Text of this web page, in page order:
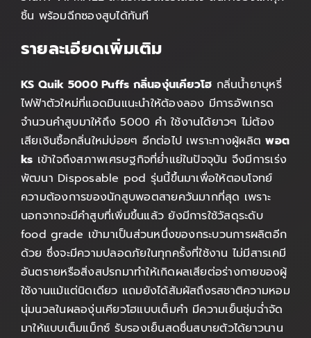
ชิ้น พร้อมฉีกซองสูบได้ทันที
รายละเอียดเพิ่มเติม
KS Quik 5000 Puffs กลิ่นองุ่นเคียวโฮ กลิ่นน้ำยาบุหรี่
ไฟฟ้าตัวใหม่ที่แอดมินแนะนำให้ต้องลอง มีการอัพเกรด
จำนวนคำสูบมาให้ถึง 5000 คำ ใช้งานได้ยาวๆ ไม่ต้อง
เสียเงินซื้อกลิ่นใหม่บ่อยๆ อีกต่อไป เพราะทางผู้ผลิตพอต
ks เข้าใจถึงสภาพเศรษฐกิจที่ย่ำแย่ในปัจจุบัน จึงมีการเร่ง
พัฒนา Disposable pod รุ่นนี้ขึ้นมาเพื่อให้ตอบโจทย์
ความต้องการของนักสูบพอตสายควันมากที่สุด เพราะ
นอกจากจะมีคำสูบที่เพิ่มขึ้นแล้ว ยังมีการใช้วัสดุระดับ
food grade เข้ามาเป็นส่วนหนึ่งของกระบวนการผลิตอีก
ด้วย ซึ่งจะมีความปลอดภัยในทุกครั้งที่ใช้งาน ไม่มีสารเคมี
อันตรายหรือสิ่งสปรกมาทำให้เกิดผลเสียต่อร่างกายของผู้
ใช้งานแม้แต่นิดเดียว แถมยังได้สัมผัสถึงรสชาติความหอม
นุ่มนวลในผลองุ่นเคียวโฮแบบเต็มคำ มีความเย็นชุ่มฉ่ำจัด
มาให้แบบเต็มแม็กซ์ รับรองเย็นสดชื่นสบายตัวได้ยาวนาน